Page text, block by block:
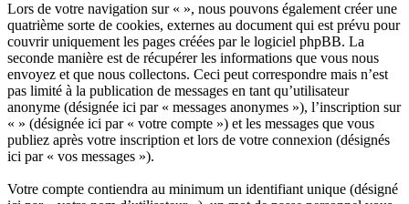
Lors de votre navigation sur « », nous pouvons également créer une
quatrième sorte de cookies, externes au document qui est prévu pour
couvrir uniquement les pages créées par le logiciel phpBB. La
seconde manière est de récupérer les informations que vous nous
envoyez et que nous collectons. Ceci peut correspondre mais n’est
pas limité à la publication de messages en tant qu’utilisateur
anonyme (désignée ici par « messages anonymes »), l’inscription sur
« » (désignée ici par « votre compte ») et les messages que vous
publiez après votre inscription et lors de votre connexion (désignés
ici par « vos messages »).
Votre compte contiendra au minimum un identifiant unique (désigné